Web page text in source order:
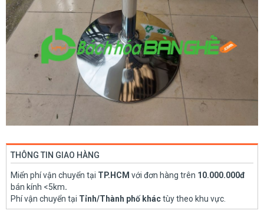
THÔNG TIN GIAO HÀNG
Miển phí vận chuyển tại TP.HCM với đơn hàng trên 10.000.000đ
bán kính <5km.
Phí vận chuyển tại Tỉnh/Thành phố kháctùy theo khu vực.